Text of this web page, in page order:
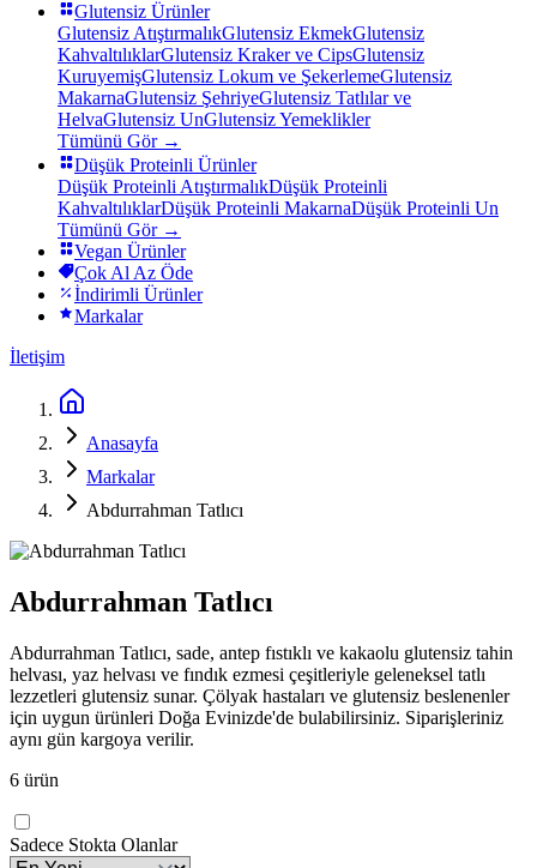
Glutensiz Ürünler
Glutensiz AtıştırmalıkGlutensiz EkmekGlutensiz
KahvaltılıklarGlutensiz Kraker ve CipsGlutensiz
KuruyemişGlutensiz Lokum ve ŞekerlemeGlutensiz
MakarnaGlutensiz ŞehriyeGlutensiz Tatlılar ve
HelvaGlutensiz UnGlutensiz Yemeklikler
Tümünü Gör →
Düşük Proteinli Ürünler
Düşük Proteinli AtıştırmalıkDüşük Proteinli
KahvaltılıklarDüşük Proteinli MakarnaDüşük Proteinli Un
Tümünü Gör →
Vegan Ürünler
Çok Al Az Öde
İndirimli Ürünler
Markalar
İletişim
Anasayfa
Markalar
Abdurrahman Tatlıcı
Abdurrahman Tatlıcı
Abdurrahman Tatlıcı, sade, antep fıstıklı ve kakaolu glutensiz tahin
helvası, yaz helvası ve fındık ezmesi çeşitleriyle geleneksel tatlı
lezzetleri glutensiz sunar. Çölyak hastaları ve glutensiz beslenenler
için uygun ürünleri Doğa Evinizde'de bulabilirsiniz. Siparişleriniz
aynı gün kargoya verilir.
6 ürün
Sadece Stokta Olanlar